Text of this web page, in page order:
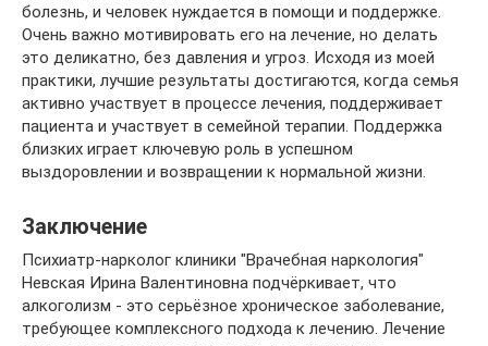
болезнь, и человек нуждается в помощи и поддержке.
Очень важно мотивировать его на лечение, но делать
это деликатно, без давления и угроз. Исходя из моей
практики, лучшие результаты достигаются, когда семья
активно участвует в процессе лечения, поддерживает
пациента и участвует в семейной терапии. Поддержка
близких играет ключевую роль в успешном
выздоровлении и возвращении к нормальной жизни.
Заключение
Психиатр-нарколог клиники "Врачебная наркология"
Невская Ирина Валентиновна подчёркивает, что
алкоголизм - это серьёзное хроническое заболевание,
требующее комплексного подхода к лечению. Лечение